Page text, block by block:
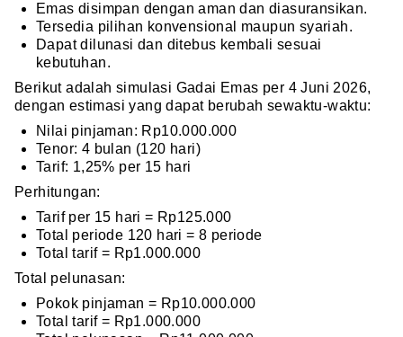
Emas disimpan dengan aman dan diasuransikan.
Tersedia pilihan konvensional maupun syariah.
Dapat dilunasi dan ditebus kembali sesuai
kebutuhan.
Berikut adalah simulasi Gadai Emas per 4 Juni 2026,
dengan estimasi yang dapat berubah sewaktu-waktu:
Nilai pinjaman: Rp10.000.000
Tenor: 4 bulan (120 hari)
Tarif: 1,25% per 15 hari
Perhitungan:
Tarif per 15 hari = Rp125.000
Total periode 120 hari = 8 periode
Total tarif = Rp1.000.000
Total pelunasan:
Pokok pinjaman = Rp10.000.000
Total tarif = Rp1.000.000